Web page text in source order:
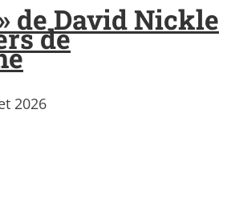
de David Nickle
de
2026